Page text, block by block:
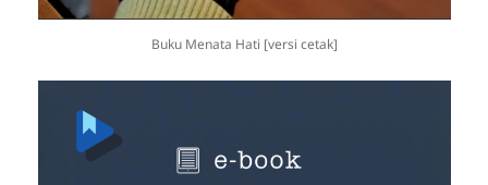
Buku Menata Hati [versi cetak]